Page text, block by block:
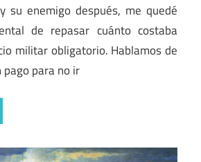
su enemigo después, me quedé
de repasar cuánto costaba
militar obligatorio. Hablamos de
para no ir